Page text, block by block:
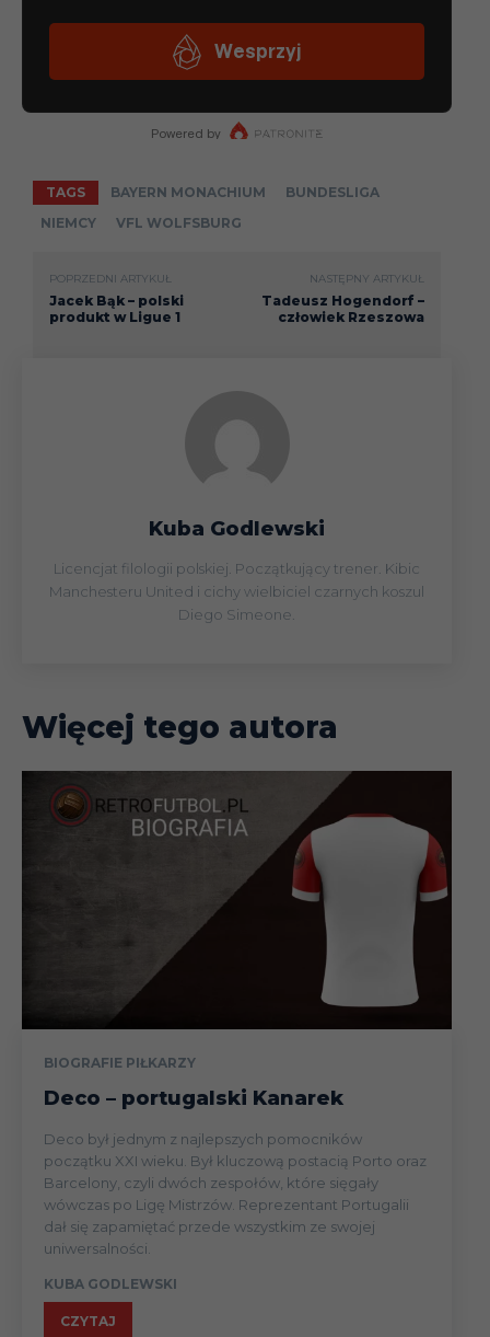
TAGS BAYERN MONACHIUM
BUNDESLIGA
NIEMCY
VFL WOLFSBURG
POPRZEDNI ARTYKUŁ
Jacek Bąk – polski
produkt w Ligue 1
NASTĘPNY ARTYKUŁ
Tadeusz Hogendorf –
człowiek Rzeszowa
Kuba Godlewski
Licencjat filologii polskiej. Początkujący trener. Kibic
Manchesteru United i cichy wielbiciel czarnych koszul
Diego Simeone.
Więcej tego autora
BIOGRAFIE PIŁKARZY
Deco – portugalski Kanarek
Deco był jednym z najlepszych pomocników
początku XXI wieku. Był kluczową postacią Porto oraz
Barcelony, czyli dwóch zespołów, które sięgały
wówczas po Ligę Mistrzów. Reprezentant Portugalii
dał się zapamiętać przede wszystkim ze swojej
uniwersalności.
KUBA GODLEWSKI
CZYTAJ